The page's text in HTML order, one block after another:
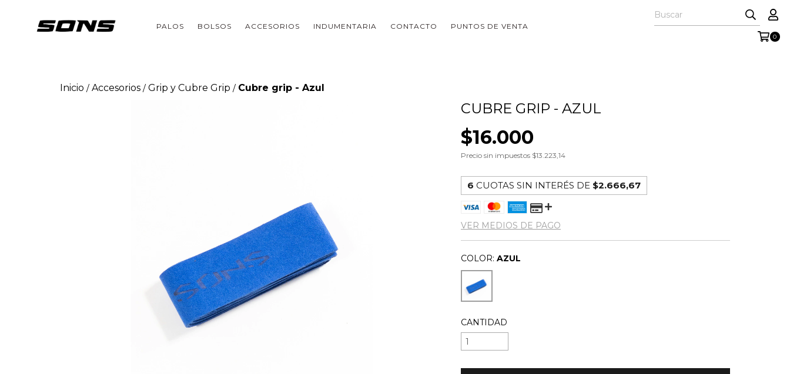
PALOS BOLSOS ACCESORIOS INDUMENTARIA CONTACTO PUNTOS DE VENTA
0
Inicio / Accesorios / Grip y Cubre Grip / Cubre grip - Azul
CUBRE GRIP - AZUL
$16.000
Precio sin impuestos $13.223,14
6 CUOTAS SIN INTERÉS DE $2.666,67
VER MEDIOS DE PAGO
COLOR: AZUL
CANTIDAD